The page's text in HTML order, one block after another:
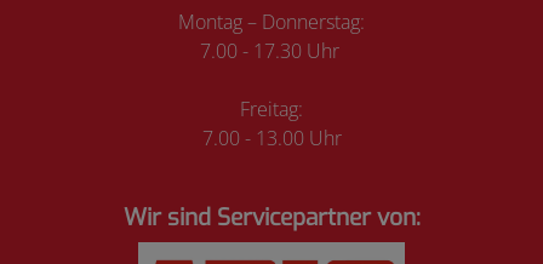
Montag – Donnerstag:
7.00 - 17.30 Uhr
Freitag:
7.00 - 13.00 Uhr
Wir sind Servicepartner von: